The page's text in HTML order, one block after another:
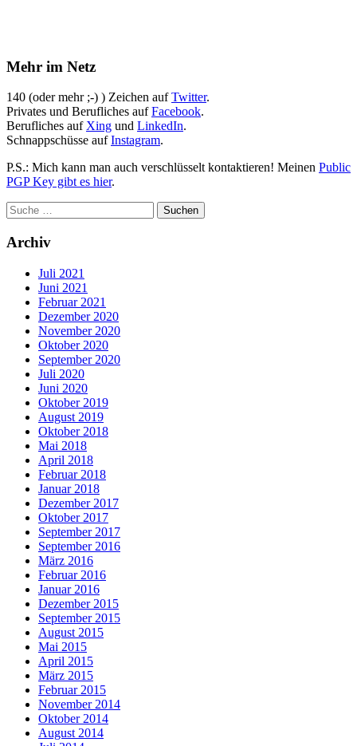
Mehr im Netz
140 (oder mehr ;-) ) Zeichen aufTwitter.
Privates und Berufliches aufFacebook.
Berufliches auf Xing und LinkedIn.
Schnappschüsse aufInstagram.
P.S.: Mich kann man auch verschlüsselt kontaktieren! Meinen Public
PGP Key gibt es hier.
Archiv
Juli 2021
Juni 2021
Februar 2021
Dezember 2020
November 2020
Oktober 2020
September 2020
Juli 2020
Juni 2020
Oktober 2019
August 2019
Oktober 2018
Mai 2018
April 2018
Februar 2018
Januar 2018
Dezember 2017
Oktober 2017
September 2017
September 2016
März 2016
Februar 2016
Januar 2016
Dezember 2015
September 2015
August 2015
Mai 2015
April 2015
März 2015
Februar 2015
November 2014
Oktober 2014
August 2014